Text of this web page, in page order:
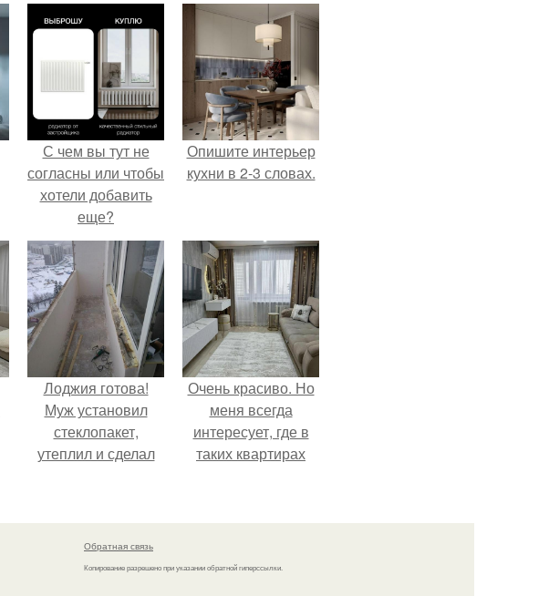
С чем вы тут не
согласны или чтобы
хотели добавить
еще?
Опишите интерьер
кухни в 2-3 словах.
Лоджия готова!
Муж установил
стеклопакет,
утеплил и сделал
Очень красиво. Но
меня всегда
интересует, где в
таких квартирах
Обратная связь
Копирование разрешено при указании обратной гиперссылки.